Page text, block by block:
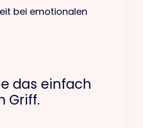
bei emotionalen
das einfach
Griff.